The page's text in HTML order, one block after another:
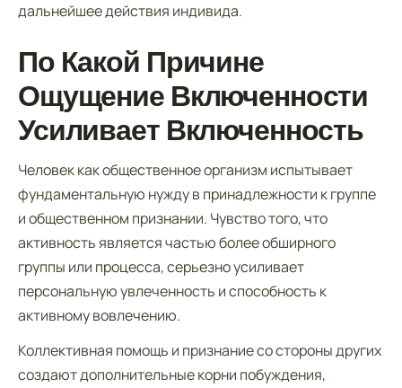
дальнейшее действия индивида.
По Какой Причине
Ощущение Включенности
Усиливает Включенность
Человек как общественное организм испытывает
фундаментальную нужду в принадлежности к группе
и общественном признании. Чувство того, что
активность является частью более обширного
группы или процесса, серьезно усиливает
персональную увлеченность и способность к
активному вовлечению.
Коллективная помощь и признание со стороны других
создают дополнительные корни побуждения,